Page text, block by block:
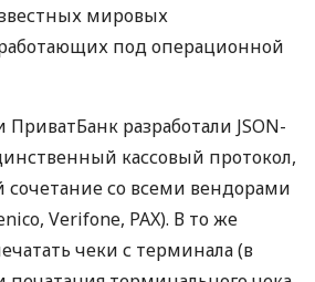
мировых
под операционной
разработали JSON-
кассовый протокол,
со всеми вендорами
Verifone, PAX). В то же
чеки с терминала (в